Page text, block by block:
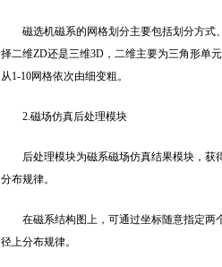
磁选机磁系的网格划分主要包括划分方式
择二维ZD还是三维3D，二维主要为三角形单
从1-10网格依次由细变粗。
2.磁场仿真后处理模块
后处理模块为磁系磁场仿真结果模块，
分布规律。
在磁系结构图上，可通过坐标随意指定
径上分布规律。